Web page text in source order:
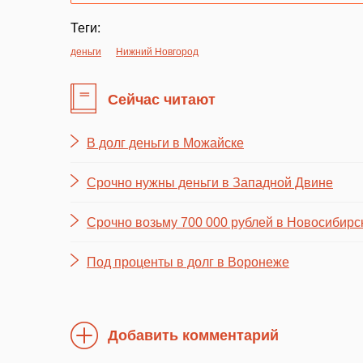
Теги:
деньги Нижний Новгород
Сейчас читают
В долг деньги в Можайске
Срочно нужны деньги в Западной Двине
Срочно возьму 700 000 рублей в
Под проценты в долг в Воронеже
Добавить комментарий